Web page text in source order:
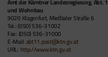
Amt der Kärntner Landesregierung,
und Wohnbau
9020 Klagenfurt, Mießtaler Straße 6
Tel.: (050) 536-31002
Fax: (050) 536-31000
E-Mail:abt11.post@ktn.gv.at
URL: http://www.ktn.gv.at